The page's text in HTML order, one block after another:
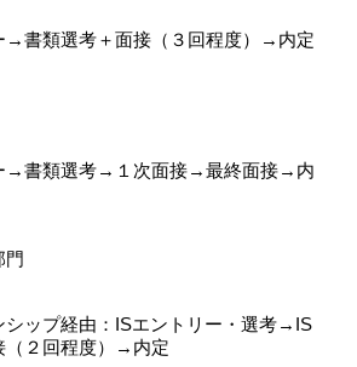
→書類選考＋面接（３回程度）→内定
→書類選考→１次面接→最終面接→内
門
シップ経由：ISエントリー・選考→IS
２回程度）→内定